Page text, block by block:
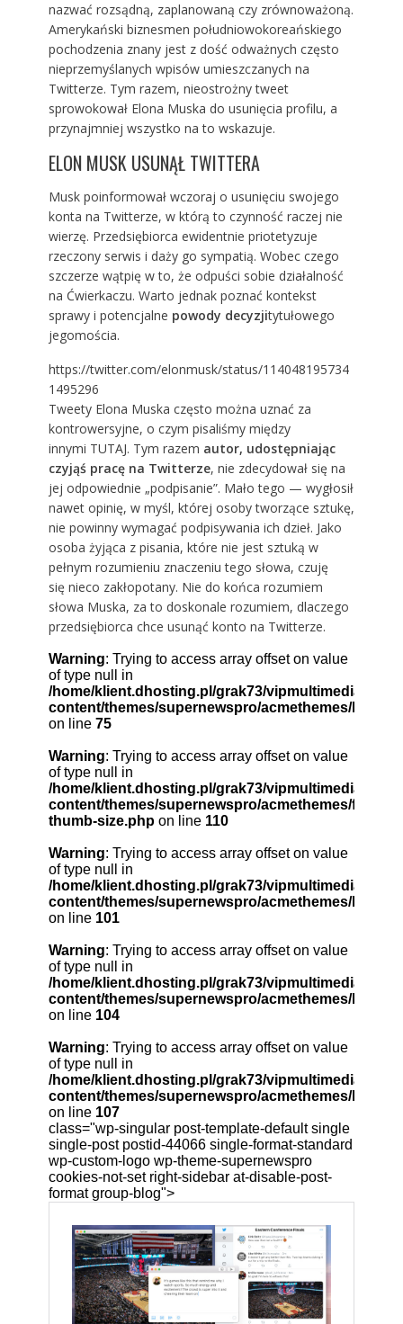
nazwać rozsądną, zaplanowaną czy zrównoważoną.
Amerykański biznesmen południowokoreańskiego
pochodzenia znany jest z dość odważnych często
nieprzemyślanych wpisów umieszczanych na
Twitterze. Tym razem, nieostrożny tweet
sprowokował Elona Muska do usunięcia profilu, a
przynajmniej wszystko na to wskazuje.
ELON MUSK USUNĄŁ TWITTERA
Musk poinformował wczoraj o usunięciu swojego
konta na Twitterze, w którą to czynność raczej nie
wierzę. Przedsiębiorca ewidentnie priotetyzuje
rzeczony serwis i daży go sympatią. Wobec czego
szczerze wątpię w to, że odpuści sobie działalność
na Ćwierkaczu. Warto jednak poznać kontekst
sprawy i potencjalne powody decyzjitytułowego
jegomościa.
https://twitter.com/elonmusk/status/114048195734
1495296
Tweety Elona Muska często można uznać za
kontrowersyjne, o czym pisaliśmy między
innymi TUTAJ. Tym razem autor, udostępniając
czyjąś pracę na Twitterze, nie zdecydował się na
jej odpowiednie „podpisanie”. Mało tego — wygłosił
nawet opinię, w myśl, której osoby tworzące sztukę,
nie powinny wymagać podpisywania ich dzieł. Jako
osoba żyjąca z pisania, które nie jest sztuką w
pełnym rozumieniu znaczeniu tego słowa, czuję
się nieco zakłopotany. Nie do końca rozumiem
słowa Muska, za to doskonale rozumiem, dlaczego
przedsiębiorca chce usunąć konto na Twitterze.